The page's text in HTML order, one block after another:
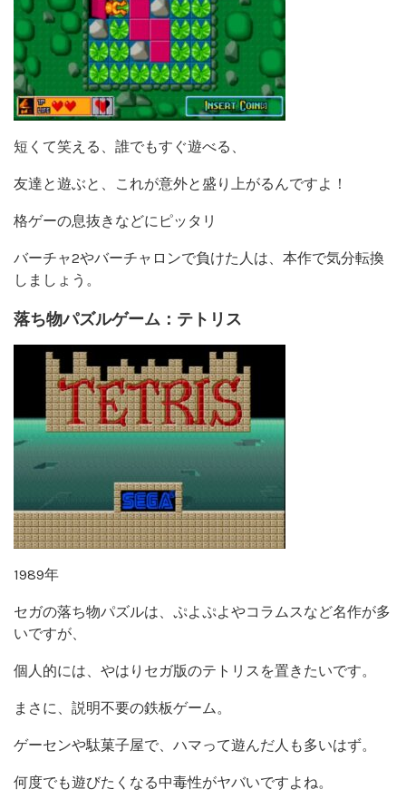
短くて笑える、誰でもすぐ遊べる、
友達と遊ぶと、これが意外と盛り上がるんですよ！
格ゲーの息抜きなどにピッタリ
バーチャ2やバーチャロンで負けた人は、本作で気分転換
しましょう。
落ち物パズルゲーム：テトリス
1989年
セガの落ち物パズルは、ぷよぷよやコラムスなど名作が多
いですが、
個人的には、やはりセガ版のテトリスを置きたいです。
まさに、説明不要の鉄板ゲーム。
ゲーセンや駄菓子屋で、ハマって遊んだ人も多いはず。
何度でも遊びたくなる中毒性がヤバいですよね。